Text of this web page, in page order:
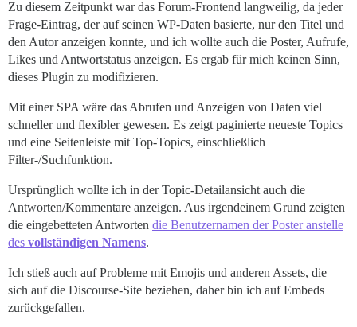
Zu diesem Zeitpunkt war das Forum-Frontend langweilig, da jeder
Frage-Eintrag, der auf seinen WP-Daten basierte, nur den Titel und
den Autor anzeigen konnte, und ich wollte auch die Poster, Aufrufe,
Likes und Antwortstatus anzeigen. Es ergab für mich keinen Sinn,
dieses Plugin zu modifizieren.
Mit einer SPA wäre das Abrufen und Anzeigen von Daten viel
schneller und flexibler gewesen. Es zeigt paginierte neueste Topics
und eine Seitenleiste mit Top-Topics, einschließlich
Filter-/Suchfunktion.
Ursprünglich wollte ich in der Topic-Detailansicht auch die
Antworten/Kommentare anzeigen. Aus irgendeinem Grund zeigten
die eingebetteten Antworten die Benutzernamen der Poster anstelle
des vollständigen Namens.
Ich stieß auch auf Probleme mit Emojis und anderen Assets, die
sich auf die Discourse-Site beziehen, daher bin ich auf Embeds
zurückgefallen.